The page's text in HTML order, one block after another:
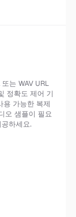
는 WAV URL
정확도 제어 기
용 가능한 복제
오 샘플이 필요
하세요.